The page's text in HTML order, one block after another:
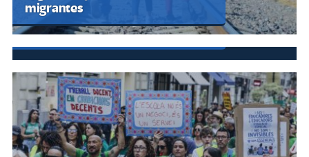
migrantes
CDMX y otros estados por
megamarcha y plantón